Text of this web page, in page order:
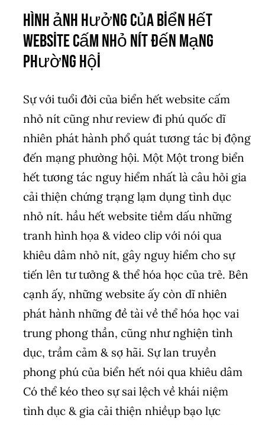
Hình ảnh hưởng của biển hết
website cấm nhỏ nít đến mạng
phường hội
Sự với tuổi đời của biển hết website cấm
nhỏ nít cũng như review đi phú quốc dĩ
nhiên phát hành phổ quát tương tác bị động
đến mạng phường hội. Một Một trong biển
hết tương tác nguy hiểm nhất là câu hỏi gia
cải thiện chứng trạng lạm dụng tình dục
nhỏ nít. hầu hết website tiềm dấu những
tranh hình họa & video clip với nói qua
khiêu dâm nhỏ nít, gây nguy hiểm cho sự
tiến lên tư tưởng & thể hóa học của trẻ. Bên
cạnh ấy, những website ấy còn dĩ nhiên
phát hành những đề tài về thể hóa học vai
trung phong thần, cũng như nghiện tình
dục, trầm cảm & sợ hãi. Sự lan truyền
phong phú của biển hết nói qua khiêu dâm
Có thể kéo theo sự sai lệch về khái niệm
tình dục & gia cải thiện nhiềụp bạo lực